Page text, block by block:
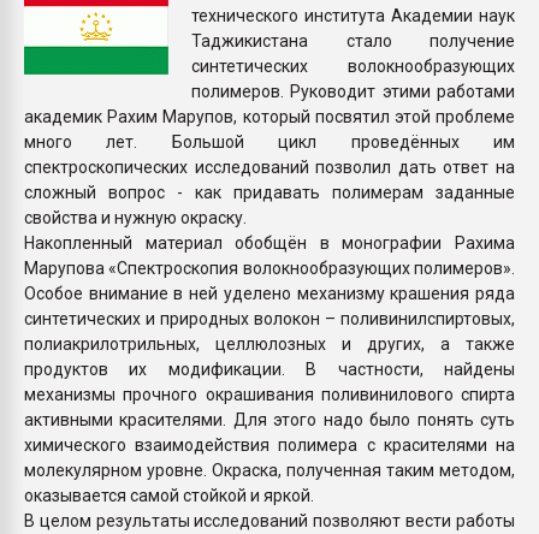
технического института Академии наук
Таджикистана стало получение
синтетических волокнообразующих
полимеров. Руководит этими работами
академик Рахим Марупов, который посвятил этой проблеме
много лет. Большой цикл проведённых им
спектроскопических исследований позволил дать ответ на
сложный вопрос - как придавать полимерам заданные
свойства и нужную окраску.
Накопленный материал обобщён в монографии Рахима
Марупова «Спектроскопия волокнообразующих полимеров».
Особое внимание в ней уделено механизму крашения ряда
синтетических и природных волокон – поливинилспиртовых,
полиакрилотрильных, целлюлозных и других, а также
продуктов их модификации. В частности, найдены
механизмы прочного окрашивания поливинилового спирта
активными красителями. Для этого надо было понять суть
химического взаимодействия полимера с красителями на
молекулярном уровне. Окраска, полученная таким методом,
оказывается самой стойкой и яркой.
В целом результаты исследований позволяют вести работы